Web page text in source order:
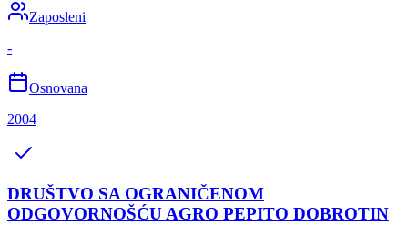
Zaposleni
-
Osnovana
2004
DRUŠTVO SA OGRANIČENOM
ODGOVORNOŠĆU AGRO PEPITO DOBROTIN